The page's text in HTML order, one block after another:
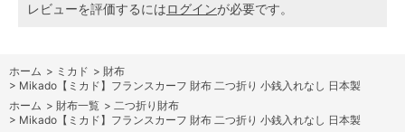
レビューを評価するにはログインが必要です。
ホーム > ミカド > 財布
> Mikado【ミカド】フランスカーフ 財布 二つ折り 小銭入れなし 日本製
ホーム > 財布一覧 > 二つ折り財布
> Mikado【ミカド】フランスカーフ 財布 二つ折り 小銭入れなし 日本製